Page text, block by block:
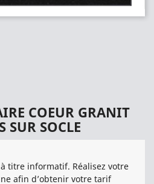
COEUR GRANIT
SUR SOCLE
titre informatif. Réalisez votre
afin d’obtenir votre tarif